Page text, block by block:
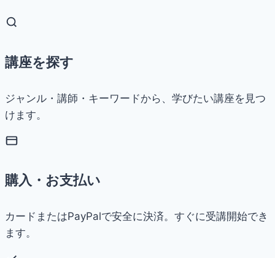
講座を探す
ジャンル・講師・キーワードから、学びたい講座を見つ
けます。
購入・お支払い
カードまたはPayPalで安全に決済。すぐに受講開始でき
ます。